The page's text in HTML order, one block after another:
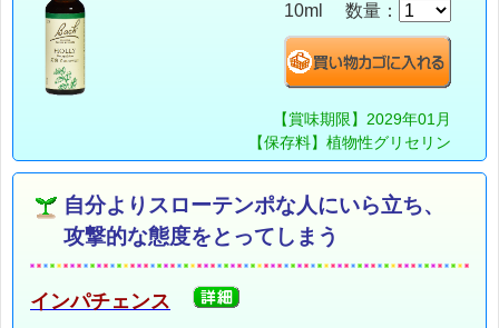
10ml 数量：
【賞味期限】2029年01月
【保存料】植物性グリセリン
自分よりスローテンポな人にいら立ち、
攻撃的な態度をとってしまう
インパチェンス